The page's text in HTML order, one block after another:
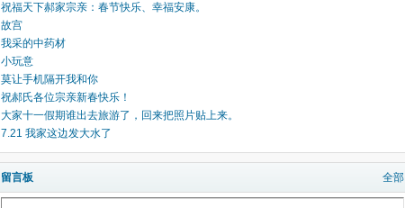
祝福天下郝家宗亲：春节快乐、幸福安康。
故宫
我采的中药材
小玩意
莫让手机隔开我和你
祝郝氏各位宗亲新春快乐！
大家十一假期谁出去旅游了，回来把照片贴上来。
7.21 我家这边发大水了
留言板 全部